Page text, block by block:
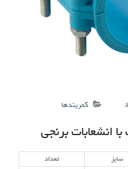
کمربندها
انشعابات برنجی
سایز
تعداد